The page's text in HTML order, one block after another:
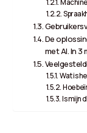
De
met AI. In 3
Wat is
Hoe
Is mijn